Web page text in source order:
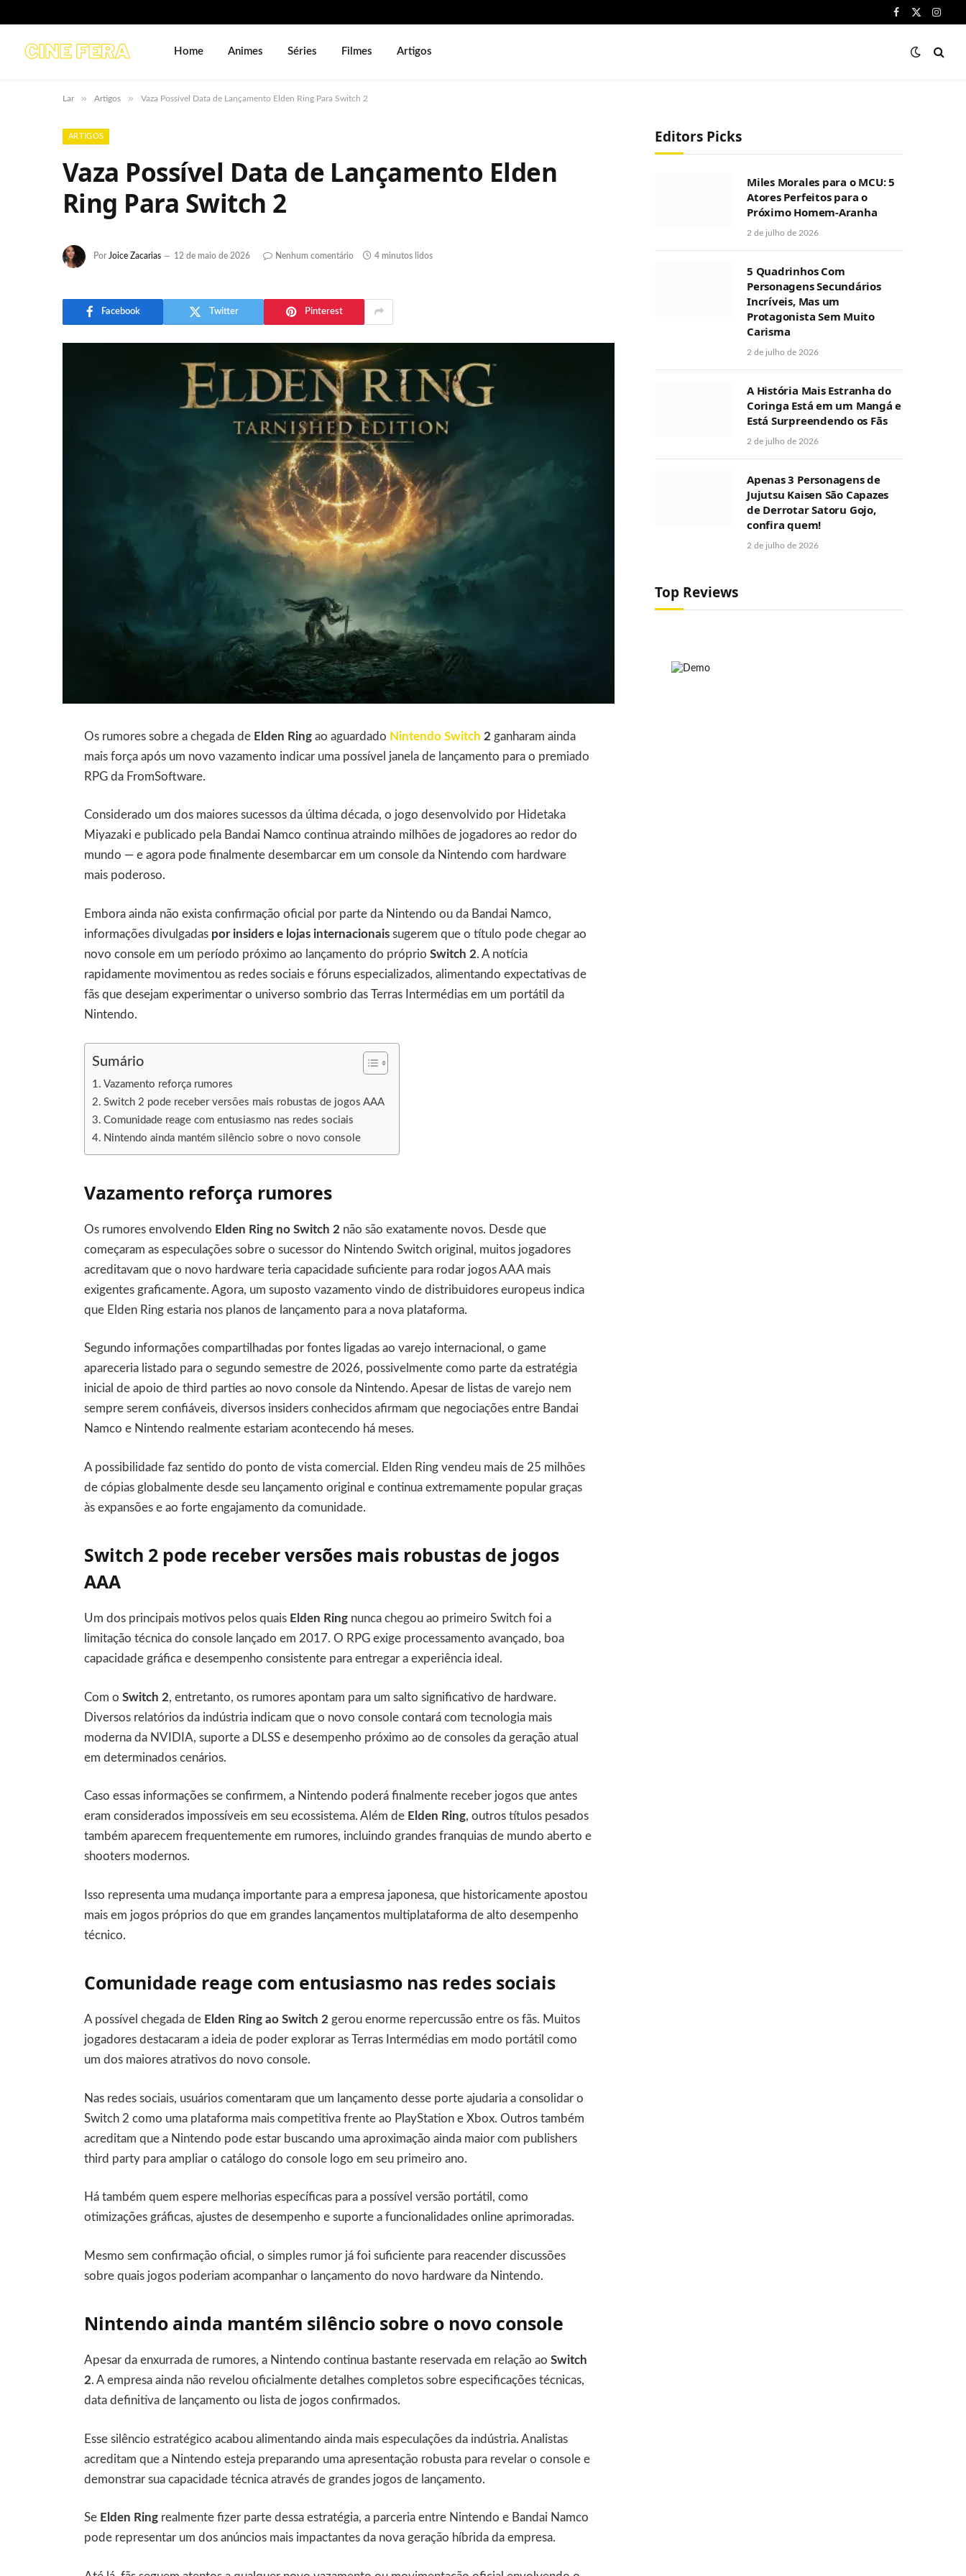
Facebook
X
Home Animes Séries Filmes Artigos
Lar » Artigos » Vaza Possível Data de Lançamento Elden Ring Para Switch 2
ARTIGOS
Vaza Possível Data de Lançamento Elden
Ring Para Switch 2
Por Joice Zacarias 12 de maio de 2026 Nenhum comentário 4 minutos lidos
Facebook Twitter Pinterest
Os rumores sobre a chegada de Elden Ring ao aguardado Nintendo Switch 2 ganharam ainda
mais força após um novo vazamento indicar uma possível janela de lançamento para o premiado
RPG da FromSoftware.
Considerado um dos maiores sucessos da última década, o jogo desenvolvido por Hidetaka
Miyazaki e publicado pela Bandai Namco continua atraindo milhões de jogadores ao redor do
mundo — e agora pode finalmente desembarcar em um console da Nintendo com hardware
mais poderoso.
Embora ainda não exista confirmação oficial por parte da Nintendo ou da Bandai Namco,
informações divulgadas por insiders e lojas internacionais sugerem que o título pode chegar ao
novo console em um período próximo ao lançamento do próprioSwitch 2. A notícia
rapidamente movimentou as redes sociais e fóruns especializados, alimentando expectativas de
fãs que desejam experimentar o universo sombrio das Terras Intermédias em um portátil da
Nintendo.
Sumário
Vazamento reforça rumores
Switch 2 pode receber versões mais robustas de jogos AAA
Comunidade reage com entusiasmo nas redes sociais
Nintendo ainda mantém silêncio sobre o novo console
Vazamento reforça rumores
Os rumores envolvendo Elden Ring no Switch 2 não são exatamente novos. Desde que
começaram as especulações sobre o sucessor do Nintendo Switch original, muitos jogadores
acreditavam que o novo hardware teria capacidade suficiente para rodar jogos AAA mais
exigentes graficamente. Agora, um suposto vazamento vindo de distribuidores europeus indica
que Elden Ring estaria nos planos de lançamento para a nova plataforma.
Segundo informações compartilhadas por fontes ligadas ao varejo internacional, o game
apareceria listado para o segundo semestre de 2026, possivelmente como parte da estratégia
inicial de apoio de third parties ao novo console da Nintendo. Apesar de listas de varejo nem
sempre serem confiáveis, diversos insiders conhecidos afirmam que negociações entre Bandai
Namco e Nintendo realmente estariam acontecendo há meses.
A possibilidade faz sentido do ponto de vista comercial. Elden Ring vendeu mais de 25 milhões
de cópias globalmente desde seu lançamento original e continua extremamente popular graças
às expansões e ao forte engajamento da comunidade.
Switch 2 pode receber versões mais robustas de jogos
AAA
Um dos principais motivos pelos quais Elden Ring nunca chegou ao primeiro Switch foi a
limitação técnica do console lançado em 2017. O RPG exige processamento avançado, boa
capacidade gráfica e desempenho consistente para entregar a experiência ideal.
Com oSwitch 2, entretanto, os rumores apontam para um salto significativo de hardware.
Diversos relatórios da indústria indicam que o novo console contará com tecnologia mais
moderna da NVIDIA, suporte a DLSS e desempenho próximo ao de consoles da geração atual
em determinados cenários.
Caso essas informações se confirmem, a Nintendo poderá finalmente receber jogos que antes
eram considerados impossíveis em seu ecossistema. Além de Elden Ring, outros títulos pesados
também aparecem frequentemente em rumores, incluindo grandes franquias de mundo aberto e
shooters modernos.
Isso representa uma mudança importante para a empresa japonesa, que historicamente apostou
mais em jogos próprios do que em grandes lançamentos multiplataforma de alto desempenho
técnico.
Comunidade reage com entusiasmo nas redes sociais
A possível chegada de Elden Ring ao Switch 2 gerou enorme repercussão entre os fãs. Muitos
jogadores destacaram a ideia de poder explorar as Terras Intermédias em modo portátil como
um dos maiores atrativos do novo console.
Nas redes sociais, usuários comentaram que um lançamento desse porte ajudaria a consolidar o
Switch 2 como uma plataforma mais competitiva frente ao PlayStation e Xbox. Outros também
acreditam que a Nintendo pode estar buscando uma aproximação ainda maior com publishers
third party para ampliar o catálogo do console logo em seu primeiro ano.
Há também quem espere melhorias específicas para a possível versão portátil, como
otimizações gráficas, ajustes de desempenho e suporte a funcionalidades online aprimoradas.
Mesmo sem confirmação oficial, o simples rumor já foi suficiente para reacender discussões
sobre quais jogos poderiam acompanhar o lançamento do novo hardware da Nintendo.
Nintendo ainda mantém silêncio sobre o novo console
Apesar da enxurrada de rumores, a Nintendo continua bastante reservada em relação aoSwitch
2. A empresa ainda não revelou oficialmente detalhes completos sobre especificações técnicas,
data definitiva de lançamento ou lista de jogos confirmados.
Esse silêncio estratégico acabou alimentando ainda mais especulações da indústria. Analistas
acreditam que a Nintendo esteja preparando uma apresentação robusta para revelar o console e
demonstrar sua capacidade técnica através de grandes jogos de lançamento.
Se Elden Ring realmente fizer parte dessa estratégia, a parceria entre Nintendo e Bandai Namco
pode representar um dos anúncios mais impactantes da nova geração híbrida da empresa.
Editors Picks
Miles Morales para o MCU: 5
Atores Perfeitos para o
Próximo Homem-Aranha
2 de julho de 2026
5 Quadrinhos Com
Personagens Secundários
Incríveis, Mas um
Protagonista Sem Muito
Carisma
2 de julho de 2026
A História Mais Estranha do
Coringa Está em um Mangá e
Está Surpreendendo os Fãs
2 de julho de 2026
Apenas 3 Personagens de
Jujutsu Kaisen São Capazes
de Derrotar Satoru Gojo,
confira quem!
2 de julho de 2026
Top Reviews